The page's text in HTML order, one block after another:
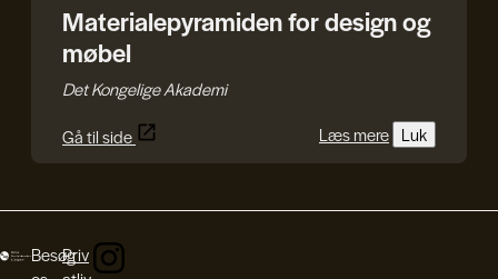
Materialepyramiden for design og
møbel
Det Kongelige Akademi
Gå til side
Læs mere Luk
BesøgPriv